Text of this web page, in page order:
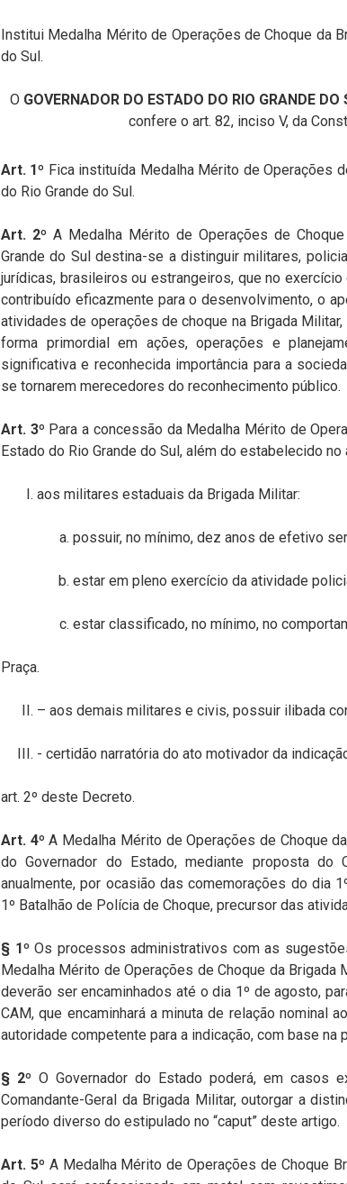
Institui Medalha Mérito de Operações de Choque da
do Sul.
O GOVERNADOR DO ESTADO DO RIO GRANDE DO
confere o art. 82, inciso V, da
Art. 1º Fica instituída Medalha Mérito de Operações
do Rio Grande do Sul.
Art. 2º A Medalha Mérito de Operações de
Grande do Sul destina-se a distinguir militares,
jurídicas, brasileiros ou estrangeiros, que no
contribuído eficazmente para o desenvolvimento, o
atividades de operações de choque na Brigada
forma primordial em ações, operações e
significativa e reconhecida importância para a
se tornarem merecedores do reconhecimento público.
Art. 3º Para a concessão da Medalha Mérito de
Estado do Rio Grande do Sul, além do estabelecido
aos militares estaduais da Brigada Militar:
possuir, no mínimo, dez anos de efetivo
estar em pleno exercício da atividade
estar classificado, no mínimo, no
Praça.
– aos demais militares e civis, possuir ilibada
- certidão narratória do ato motivador da
art. 2º deste Decreto.
Art. 4ºA Medalha Mérito de Operações de Choque
do Governador do Estado, mediante proposta do
anualmente, por ocasião das comemorações do dia
1º Batalhão de Polícia de Choque, precursor das
§ 1º Os processos administrativos com as
Medalha Mérito de Operações de Choque da Brigada
deverão ser encaminhados até o dia 1º de agosto,
CAM, que encaminhará a minuta de relação nominal ao
autoridade competente para a indicação, com base
§ 2º O Governador do Estado poderá, em casos
Comandante-Geral da Brigada Militar, outorgar a
período diverso do estipulado no “caput” deste artigo.
Art. 5º A Medalha Mérito de Operações de Choque